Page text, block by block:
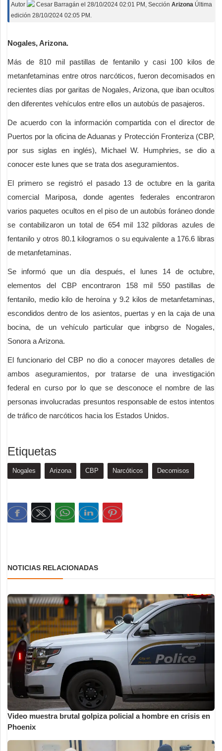
Autor Cesar Barragán el 28/10/2024 02:01 PM, Sección Arizona Última
edición 28/10/2024 02:05 PM.
Nogales, Arizona.
Más de 810 mil pastillas de fentanilo y casi 100 kilos de
metanfetaminas entre otros narcóticos, fueron decomisados en
recientes días por garitas de Nogales, Arizona, que iban ocultos
den diferentes vehículos entre ellos un autobús de pasajeros.
De acuerdo con la información compartida con el director de
Puertos por la oficina de Aduanas y Protección Fronteriza (CBP,
por sus siglas en inglés), Michael W. Humphries, se dio a
conocer este lunes que se trata dos aseguramientos.
El primero se registró el pasado 13 de octubre en la garita
comercial Mariposa, donde agentes federales encontraron
varios paquetes ocultos en el piso de un autobús foráneo donde
se contabilizaron un total de 654 mil 132 píldoras azules de
fentanilo y otros 80.1 kilogramos o su equivalente a 176.6 libras
de metanfetaminas.
Se informó que un día después, el lunes 14 de octubre,
elementos del CBP encontraron 158 mil 550 pastillas de
fentanilo, medio kilo de heroína y 9.2 kilos de metanfetaminas,
escondidos dentro de los asientos, puertas y en la caja de una
bocina, de un vehículo particular que inbgrso de Nogales,
Sonora a Arizona.
El funcionario del CBP no dio a conocer mayores detalles de
ambos aseguramientos, por tratarse de una investigación
federal en curso por lo que se desconoce el nombre de las
personas involucradas presuntos responsable de estos intentos
de tráfico de narcóticos hacia los Estados Unidos.
Etiquetas
Nogales Arizona CBP Narcóticos Decomisos
NOTICIAS RELACIONADAS
Video muestra brutal golpiza policial a hombre en crisis en
Phoenix